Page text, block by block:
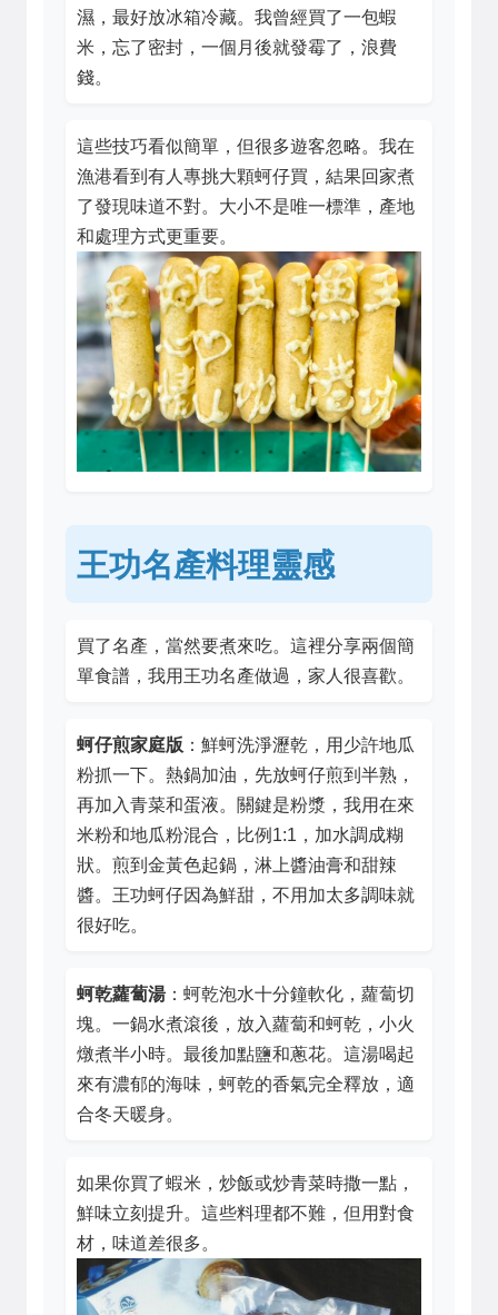
濕，最好放冰箱冷藏。我曾經買了一包蝦
米，忘了密封，一個月後就發霉了，浪費
錢。
這些技巧看似簡單，但很多遊客忽略。我在
漁港看到有人專挑大顆蚵仔買，結果回家煮
了發現味道不對。大小不是唯一標準，產地
和處理方式更重要。
王功名產料理靈感
買了名產，當然要煮來吃。這裡分享兩個簡
單食譜，我用王功名產做過，家人很喜歡。
蚵仔煎家庭版 ：鮮蚵洗淨瀝乾，用少許地瓜
粉抓一下。熱鍋加油，先放蚵仔煎到半熟，
再加入青菜和蛋液。關鍵是粉漿，我用在來
米粉和地瓜粉混合，比例1:1，加水調成糊
狀。煎到金黃色起鍋，淋上醬油膏和甜辣
醬。王功蚵仔因為鮮甜，不用加太多調味就
很好吃。
蚵乾蘿蔔湯：蚵乾泡水十分鐘軟化，蘿蔔切
塊。一鍋水煮滾後，放入蘿蔔和蚵乾，小火
燉煮半小時。最後加點鹽和蔥花。這湯喝起
來有濃郁的海味，蚵乾的香氣完全釋放，適
合冬天暖身。
如果你買了蝦米，炒飯或炒青菜時撒一點，
鮮味立刻提升。這些料理都不難，但用對食
材，味道差很多。